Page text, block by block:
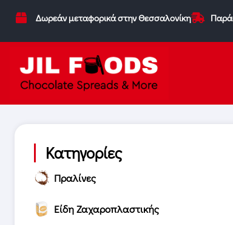
Δωρεάν μεταφορικά στην Θεσσαλονίκη
Κατηγορίες
Πραλίνες
Είδη Ζαχαροπλαστικής